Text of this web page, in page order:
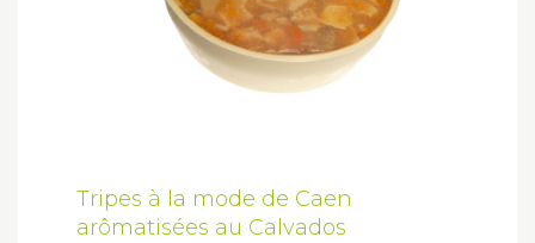
Tripes à la mode de Caen
arômatisées au Calvados